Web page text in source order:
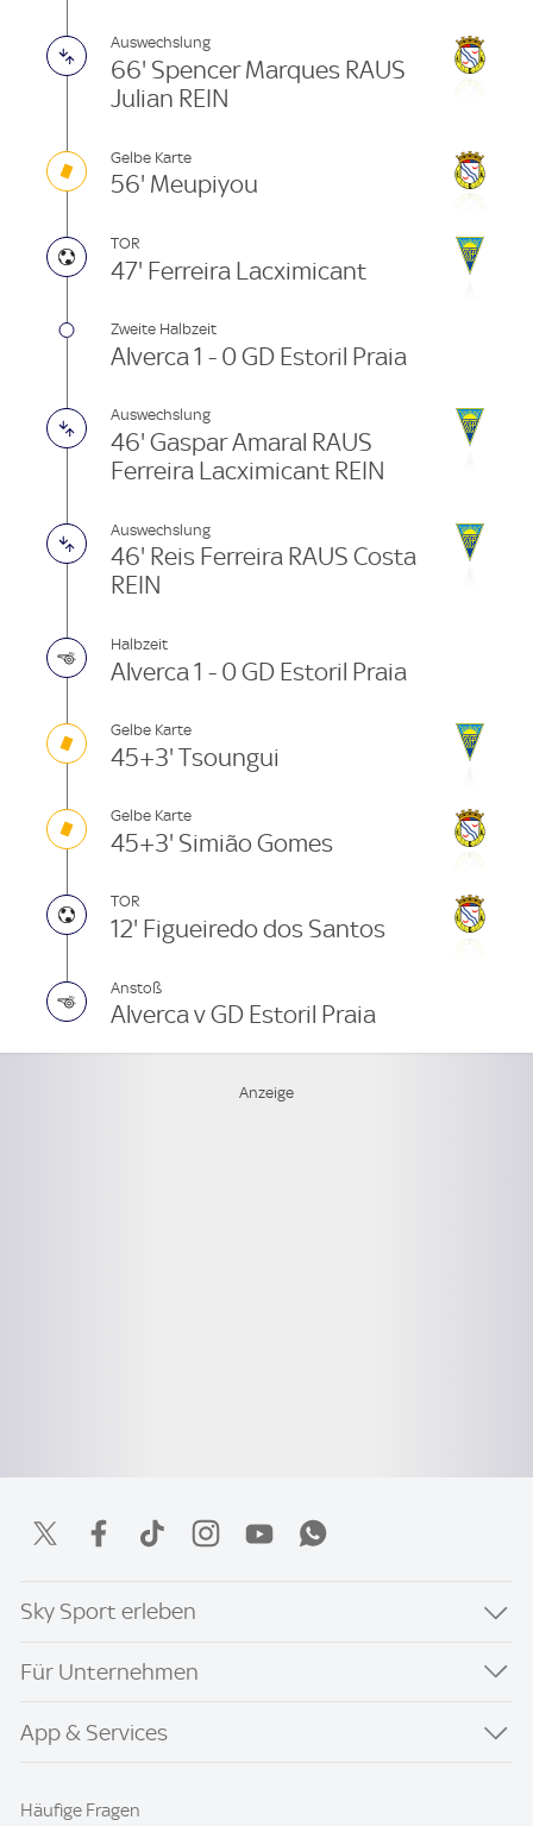
Auswechslung
66' Spencer Marques RAUS
Julian REIN
Gelbe Karte
56' Meupiyou
TOR
47' Ferreira Lacximicant
Zweite Halbzeit
Alverca 1 - 0 GD Estoril Praia
Auswechslung
46' Gaspar Amaral RAUS
Ferreira Lacximicant REIN
Auswechslung
46' Reis Ferreira RAUS Costa
REIN
Halbzeit
Alverca 1 - 0 GD Estoril Praia
Gelbe Karte
45+3' Tsoungui
Gelbe Karte
45+3' Simião Gomes
TOR
12' Figueiredo dos Santos
Anstoß
Alverca v GD Estoril Praia
Sky Sport erleben
Für Unternehmen
App & Services
Häufige Fragen